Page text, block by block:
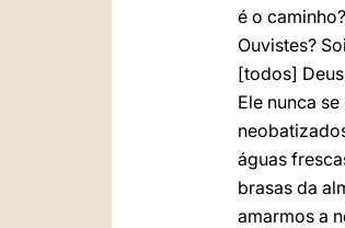
é o
Ouvistes?
[todos]
Ele nunca
águas
brasas da
amarmos a